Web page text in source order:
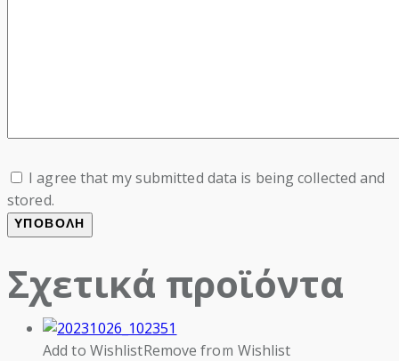
I agree that my submitted data is being collected and
stored.
Σχετικά προϊόντα
Add to WishlistRemove from Wishlist